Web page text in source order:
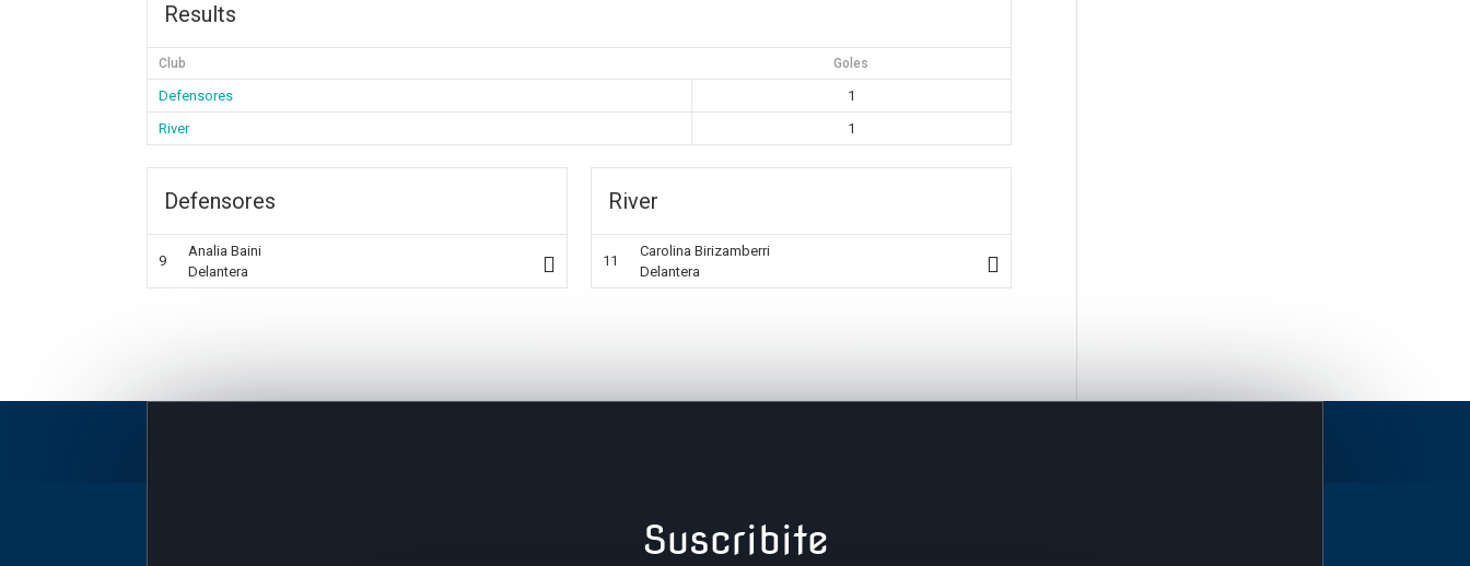
Results
Club Goles
Defensores
1
River
1
Defensores
9
Analia Baini
Delantera
River
11
Carolina Birizamberri
Delantera
Suscribite